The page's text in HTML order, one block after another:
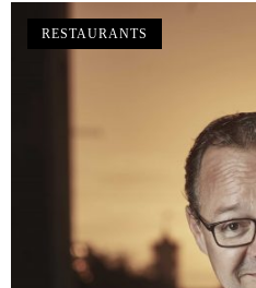
RESTAURANTS